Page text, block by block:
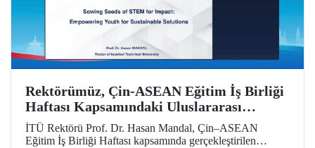
Rektörümüz, Çin-ASEAN Eğitim İş Birliği
Haftası Kapsamındaki Uluslararası
Sempozyumda İTÜ’nün Yaklaşımını ve
Stratejisini Aktardı
İTÜ Rektörü Prof. Dr. Hasan Mandal, Çin–ASEAN
Eğitim İş Birliği Haftası kapsamında gerçekleştirilen